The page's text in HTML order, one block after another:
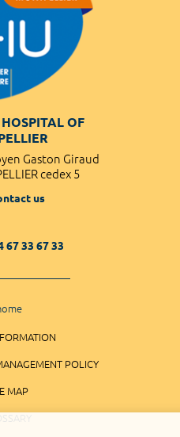
OF
Gaston Giraud
cedex 5
us
67 33 67 33
POLICY
MAP